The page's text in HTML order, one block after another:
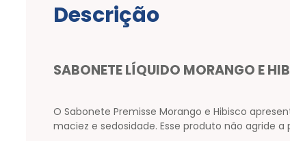
Descrição
SABONETE LÍQUIDO MORANGO E
O Sabonete Premisse Morango e Hibisco
maciez e sedosidade. Esse produto não agride a